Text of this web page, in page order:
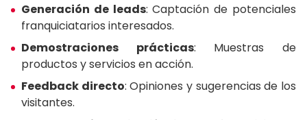
Generación de leads: Captación de potenciales
franquiciatarios interesados.
Demostraciones prácticas: Muestras de
productos y servicios en acción.
Feedback directo: Opiniones y sugerencias de los
visitantes.